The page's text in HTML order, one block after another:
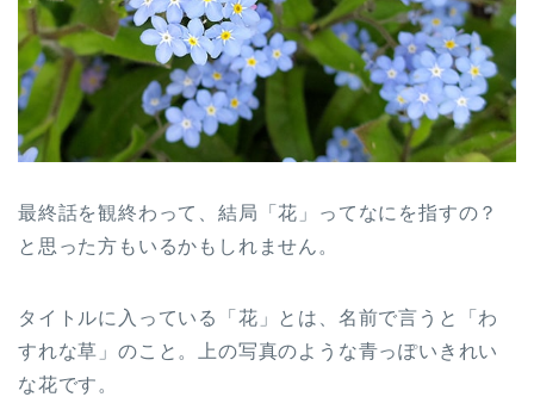
最終話を観終わって、結局「花」ってなにを指すの？
と思った方もいるかもしれません。
タイトルに入っている「花」とは、名前で言うと「わ
すれな草」のこと。上の写真のような青っぽいきれい
な花です。